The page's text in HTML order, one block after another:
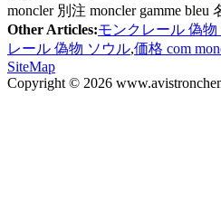
moncler 別注 moncler gamme
Other Articles:モンクレール 偽
レール 偽物 ソウル,価格 com
SiteMap
Copyright © 2026